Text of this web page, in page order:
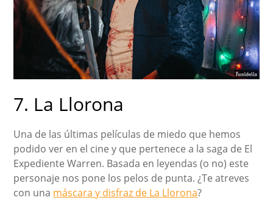
7. La Llorona
Una de las últimas películas de miedo que hemos
podido ver en el cine y que pertenece a la saga de El
Expediente Warren. Basada en leyendas (o no) este
personaje nos pone los pelos de punta. ¿Te atreves
con una máscara y disfraz de La Llorona?